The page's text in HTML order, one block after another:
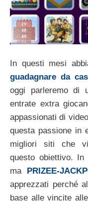
In questi mesi
guadagnare da
oggi parleremo di
entrate extra
appassionati di
questa passione in
migliori siti che vi
questo obiettivo.
ma PRIZEE-
apprezzati perché
base alle vincite